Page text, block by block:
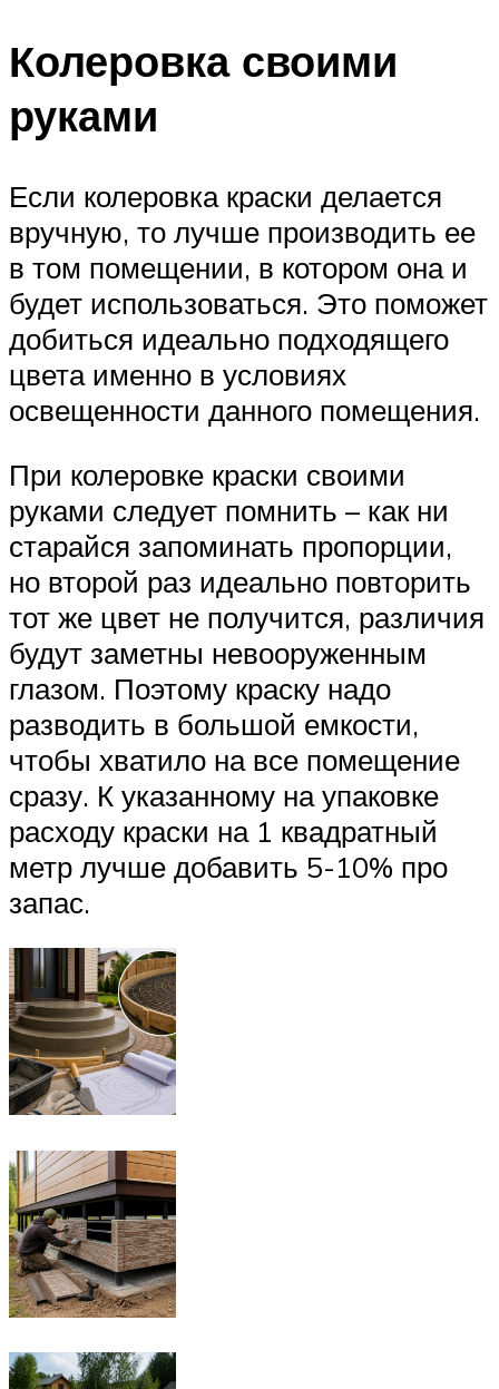
Колеровка своими
руками
Если колеровка краски делается
вручную, то лучше производить ее
в том помещении, в котором она и
будет использоваться. Это поможет
добиться идеально подходящего
цвета именно в условиях
освещенности данного помещения.
При колеровке краски своими
руками следует помнить – как ни
старайся запоминать пропорции,
но второй раз идеально повторить
тот же цвет не получится, различия
будут заметны невооруженным
глазом. Поэтому краску надо
разводить в большой емкости,
чтобы хватило на все помещение
сразу. К указанному на упаковке
расходу краски на 1 квадратный
метр лучше добавить 5-10% про
запас.